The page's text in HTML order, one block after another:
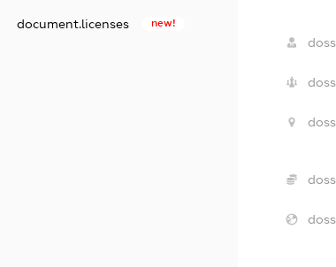
document.licenses new!